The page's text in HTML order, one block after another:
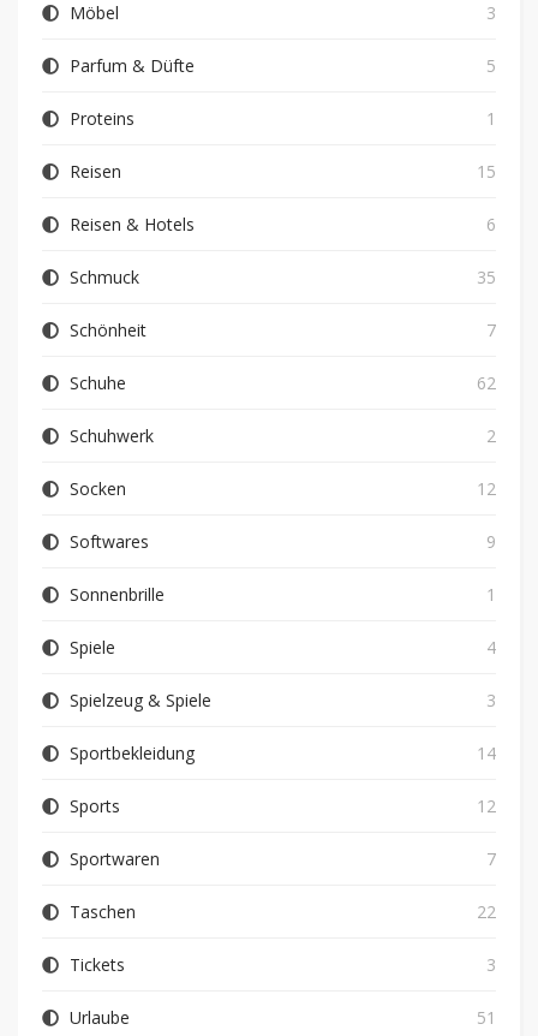
Möbel 3
Parfum & Düfte 5
Proteins 1
Reisen 15
Reisen & Hotels 6
Schmuck 35
Schönheit 7
Schuhe 62
Schuhwerk 2
Socken 12
Softwares 9
Sonnenbrille 1
Spiele 4
Spielzeug & Spiele 3
Sportbekleidung 14
Sports 12
Sportwaren 7
Taschen 22
Tickets 3
Urlaube 51